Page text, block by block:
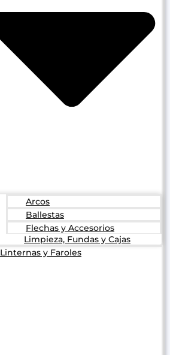
Arcos
Ballestas
Flechas y Accesorios
Limpieza, Fundas y Cajas
Linternas y Faroles